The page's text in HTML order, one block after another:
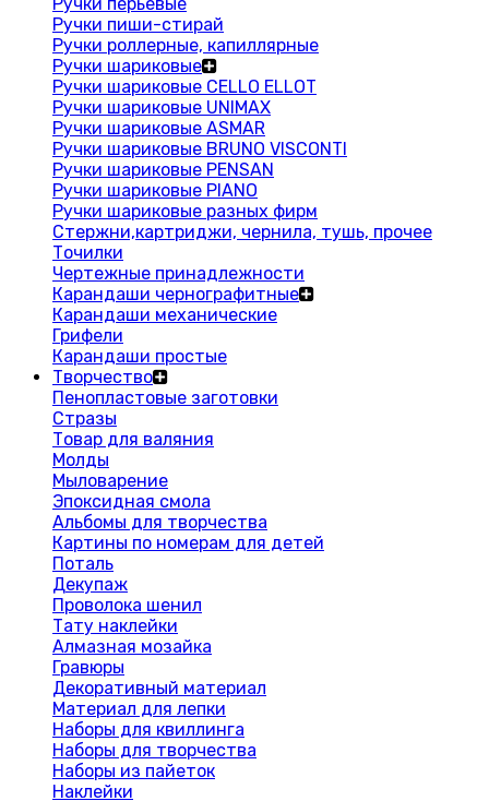
Ручки пиши-стирай
Ручки роллерные, капиллярные
Ручки шариковые
Ручки шариковые CELLO ELLOT
Ручки шариковые UNIMAX
Ручки шариковые ASMAR
Ручки шариковые BRUNO VISCONTI
Ручки шариковые PENSAN
Ручки шариковые PIANO
Ручки шариковые разных фирм
Стержни,картриджи, чернила, тушь, прочее
Точилки
Чертежные принадлежности
Карандаши чернографитные
Карандаши механические
Грифели
Карандаши простые
Творчество
Пенопластовые заготовки
Стразы
Товар для валяния
Молды
Мыловарение
Эпоксидная смола
Альбомы для творчества
Картины по номерам для детей
Поталь
Декупаж
Проволока шенил
Тату наклейки
Алмазная мозайка
Гравюры
Декоративный материал
Материал для лепки
Наборы для квиллинга
Наборы для творчества
Наборы из пайеток
Наклейки